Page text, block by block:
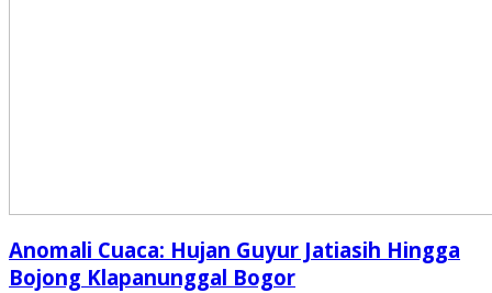
Anomali Cuaca: Hujan Guyur Jatiasih Hingga
Bojong Klapanunggal Bogor